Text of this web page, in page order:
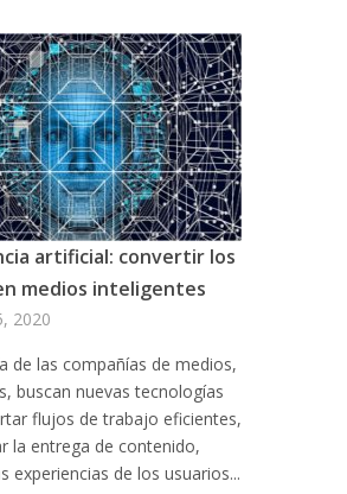
artificial: convertir los
medios inteligentes
2020
de las compañías de medios,
buscan nuevas tecnologías
flujos de trabajo eficientes,
la entrega de contenido,
experiencias de los usuarios...